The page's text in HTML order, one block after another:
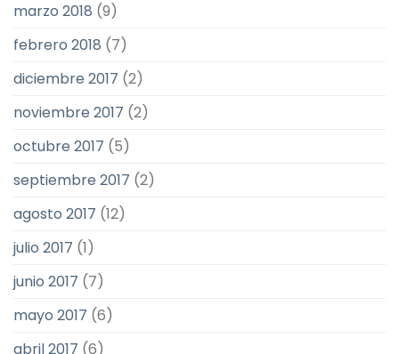
marzo 2018 (9)
febrero 2018 (7)
diciembre 2017 (2)
noviembre 2017 (2)
octubre 2017 (5)
septiembre 2017 (2)
agosto 2017 (12)
julio 2017 (1)
junio 2017 (7)
mayo 2017 (6)
abril 2017 (6)